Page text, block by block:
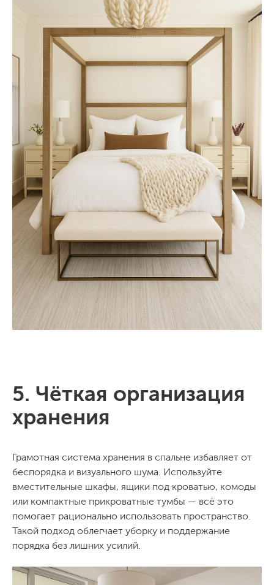
5. Чёткая организация
хранения
Грамотная система хранения в спальне избавляет от
беспорядка и визуального шума. Используйте
вместительные шкафы, ящики под кроватью, комоды
или компактные прикроватные тумбы — всё это
помогает рационально использовать пространство.
Такой подход облегчает уборку и поддержание
порядка без лишних усилий.